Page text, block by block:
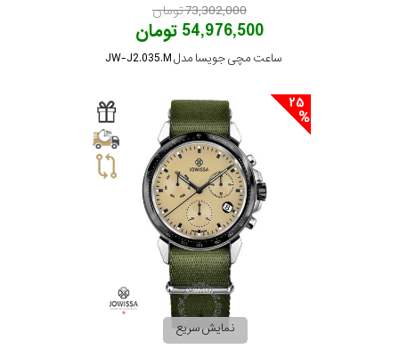
73,302,000 تومان
54,976,500 تومان
ساعت مچی جویسا مدل JW-J2.035.M
نمایش سریع